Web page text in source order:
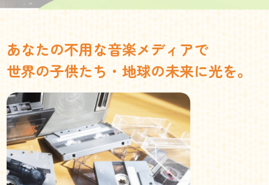
あなたの不用な音楽メディアで
世界の子供たち・地球の未来に光を。